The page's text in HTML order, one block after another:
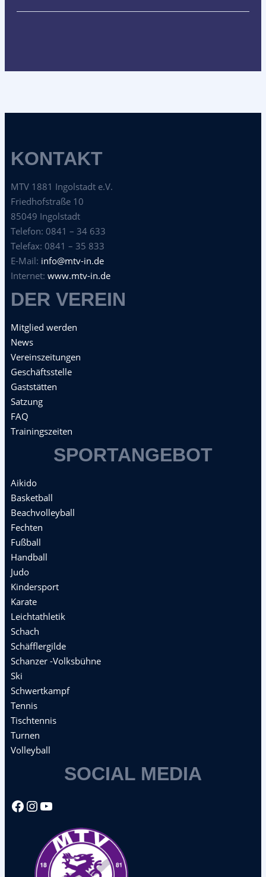
KONTAKT
MTV 1881 Ingolstadt e.V.
Friedhofstraße 10
85049 Ingolstadt
Telefon: 0841 – 34 633
Telefax: 0841 – 35 833
E-Mail: info@mtv-in.de
Internet: www.mtv-in.de
DER VEREIN
Mitglied werden
News
Vereinszeitungen
Geschäftsstelle
Gaststätten
Satzung
FAQ
Trainingszeiten
SPORTANGEBOT
Aikido
Basketball
Beachvolleyball
Fechten
Fußball
Handball
Judo
Kindersport
Karate
Leichtathletik
Schach
Schäfflergilde
Schanzer -Volksbühne
Ski
Schwertkampf
Tennis
Tischtennis
Turnen
Volleyball
SOCIAL MEDIA
Facebook InstagramYouTube